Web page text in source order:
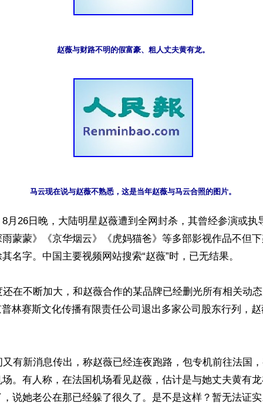
赵薇与财路不明的假富豪、粗人丈夫黄有龙。
马云现在说与赵薇不熟悉，这是当年赵薇与马云合照的图片。
月26日晚，大陆明星赵薇遭到全网封杀，其曾经参演或执
蒙蒙》《京华烟云》《虎妈猫爸》等多部影视作品不但
名字。中国主要视频网站搜索“赵薇”时，已无结果。
在不断加大，和赵薇合作的某品牌已经删光所有相关动
林赛斯文化传播有限责任公司退出多家公司股东行列，
有新消息传出，称赵薇已经连夜跑路，包专机前往法国
。有人称，在法国机场看见赵薇，估计是与她丈夫黄有
说她老公在那已经躲了很久了。是不是这样？暂无法证